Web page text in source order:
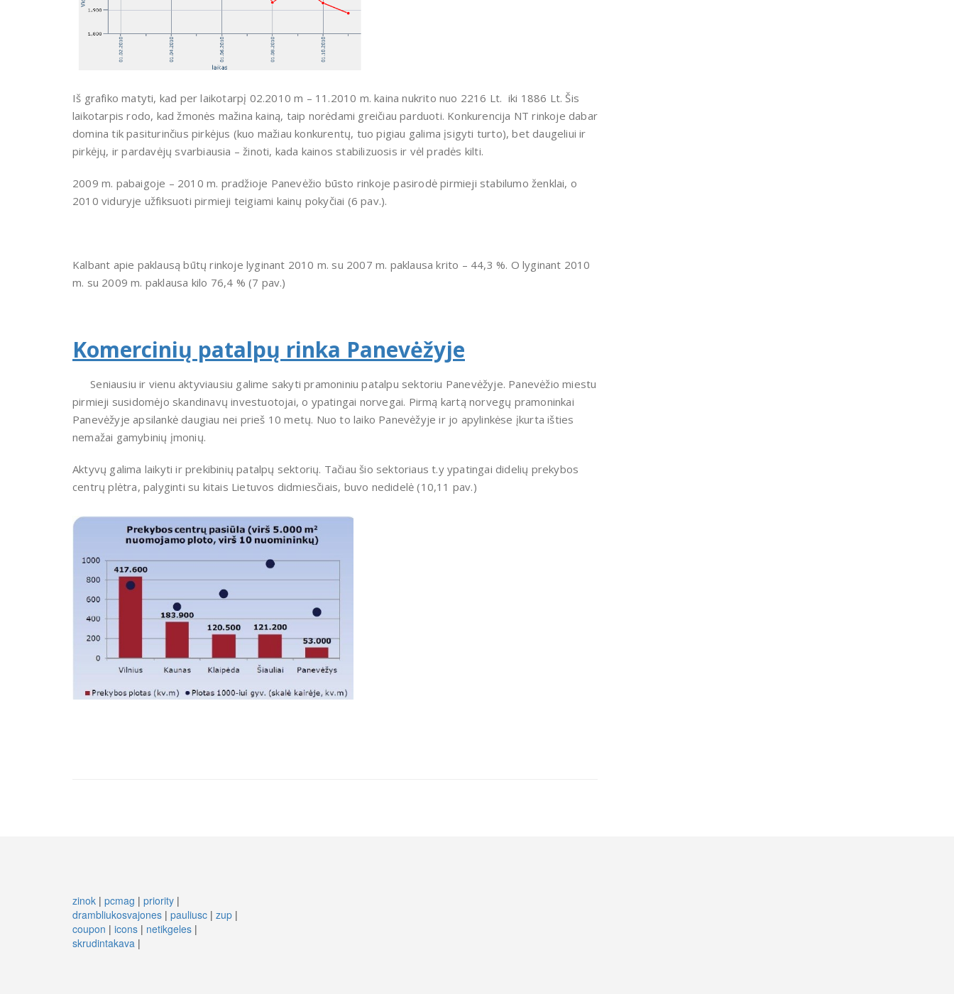
Iš grafiko matyti, kad per laikotarpį 02.2010 m – 11.2010 m. kaina nukrito nuo 2216 Lt. iki 1886 Lt. Šis
laikotarpis rodo, kad žmonės mažina kainą, taip norėdami greičiau parduoti. Konkurencija NT rinkoje dabar
domina tik pasiturinčius pirkėjus (kuo mažiau konkurentų, tuo pigiau galima įsigyti turto), bet daugeliui ir
pirkėjų, ir pardavėjų svarbiausia – žinoti, kada kainos stabilizuosis ir vėl pradės kilti.
2009 m. pabaigoje – 2010 m. pradžioje Panevėžio būsto rinkoje pasirodė pirmieji stabilumo ženklai, o
2010 viduryje užfiksuoti pirmieji teigiami kainų pokyčiai (6 pav.).
Kalbant apie paklausą būtų rinkoje lyginant 2010 m. su 2007 m. paklausa krito – 44,3 %. O lyginant 2010
m. su 2009 m. paklausa kilo 76,4 % (7 pav.)
Komercinių patalpų rinka Panevėžyje
Seniausiu ir vienu aktyviausiu galime sakyti pramoniniu patalpu sektoriu Panevėžyje. Panevėžio miestu
pirmieji susidomėjo skandinavų investuotojai, o ypatingai norvegai. Pirmą kartą norvegų pramoninkai
Panevėžyje apsilankė daugiau nei prieš 10 metų. Nuo to laiko Panevėžyje ir jo apylinkėse įkurta išties
nemažai gamybinių įmonių.
Aktyvų galima laikyti ir prekibinių patalpų sektorių. Tačiau šio sektoriaus t.y ypatingai didelių prekybos
centrų plėtra, palyginti su kitais Lietuvos didmiesčiais, buvo nedidelė (10,11 pav.)
zinok | pcmag | priority |
drambliukosvajones | pauliusc | zup |
coupon | icons | netikgeles |
skrudintakava |